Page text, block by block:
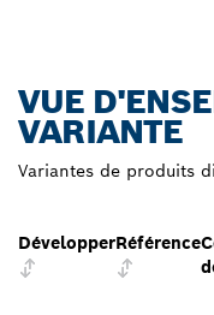
VUE
VARIANTE
Variantes de produits
DévelopperRéférence